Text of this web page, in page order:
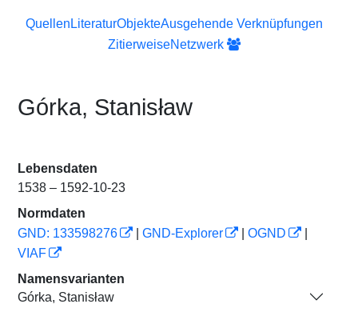
Quellen LiteraturObjekteAusgehende Verknüpfungen
ZitierweiseNetzwerk
Górka, Stanisław
Lebensdaten
1538 – 1592-10-23
Normdaten
GND: 133598276
GND-Explorer OGND
VIAF
Namensvarianten
Górka, Stanisław